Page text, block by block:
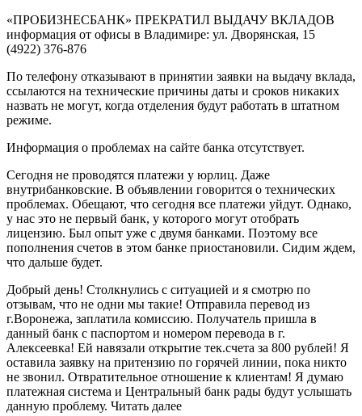
«ПРОБИЗНЕСБАНК» ПРЕКРАТИЛ ВЫДАЧУ ВКЛАДОВ
информация от офисы в Владимире: ул. Дворянская, 15
(4922) 376-876
По телефону отказывают в принятии заявки на выдачу вклада,
ссылаются на технические причины даты и сроков никаких
назвать не могут, когда отделения будут работать в штатном
режиме.
Информация о проблемах на сайте банка отсутствует.
Сегодня не проводятся платежи у юрлиц. Даже
внутрибанковские. В объявлении говорится о технических
проблемах. Обещают, что сегодня все платежи уйдут. Однако,
у нас это не первый банк, у которого могут отобрать
лицензию. Был опыт уже с двумя банками. Поэтому все
пополнения счетов в этом банке приостановили. Сидим ждем,
что дальше будет.
Добрый день! Столкнулись с ситуацией и я смотрю по
отзывам, что не одни мы такие! Отправила перевод из
г.Воронежа, заплатила комиссию. Получатель пришла в
данный банк с паспортом и номером перевода в г.
Алексеевка! Ей навязали открытие тек.счета за 800 рублей! Я
оставила заявку на притензию по горячей линии, пока никто
не звонил. Отвратительное отношение к клиентам! Я думаю
платежная система и Центральный банк рады будут услышать
данную проблему. Читать далее